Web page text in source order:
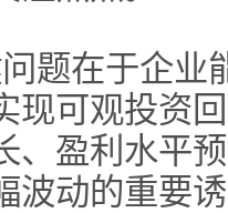
题在于企业
现可观投资
、盈利水平
波动的重要